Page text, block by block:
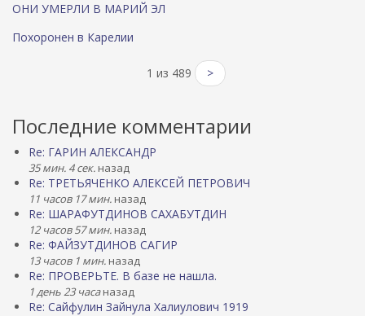
ОНИ УМЕРЛИ В МАРИЙ ЭЛ
Похоронен в Карелии
1 из 489 >
Последние комментарии
Re: ГАРИН АЛЕКСАНДР
35 мин. 4 сек. назад
Re: ТРЕТЬЯЧЕНКО АЛЕКСЕЙ ПЕТРОВИЧ
11 часов 17 мин. назад
Re: ШАРАФУТДИНОВ САХАБУТДИН
12 часов 57 мин. назад
Re: ФАЙЗУТДИНОВ САГИР
13 часов 1 мин. назад
Re: ПРОВЕРЬТЕ. В базе не нашла.
1 день 23 часаназад
Re: Сайфулин Зайнула Халиулович 1919